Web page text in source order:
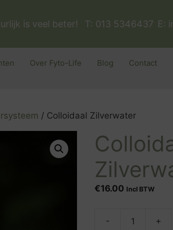
is veel beter! T: 013 5346437 E:
Over Fyto-Life Blog Contact
/ Colloidaal Zilverwater
€16.00 Incl BTW
-
Colloidaal
+